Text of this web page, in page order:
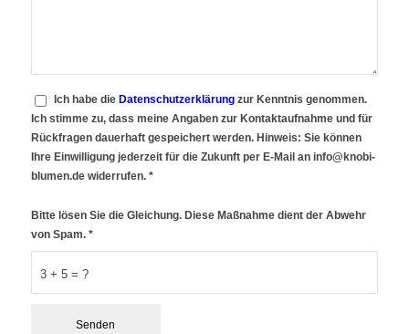
Ich habe die Datenschutzerklärung zur Kenntnis genommen.
Ich stimme zu, dass meine Angaben zur Kontaktaufnahme und für
Rückfragen dauerhaft gespeichert werden. Hinweis: Sie können
Ihre Einwilligung jederzeit für die Zukunft per E-Mail an info@knobi-
blumen.de widerrufen. *
3 + 5 = ?
Bitte lösen Sie die Gleichung. Diese Maßnahme dient der Abwehr
von Spam. *